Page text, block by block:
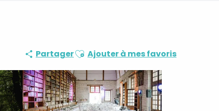
PartagerAjouter aux favoris
Ajouter à mes favoris